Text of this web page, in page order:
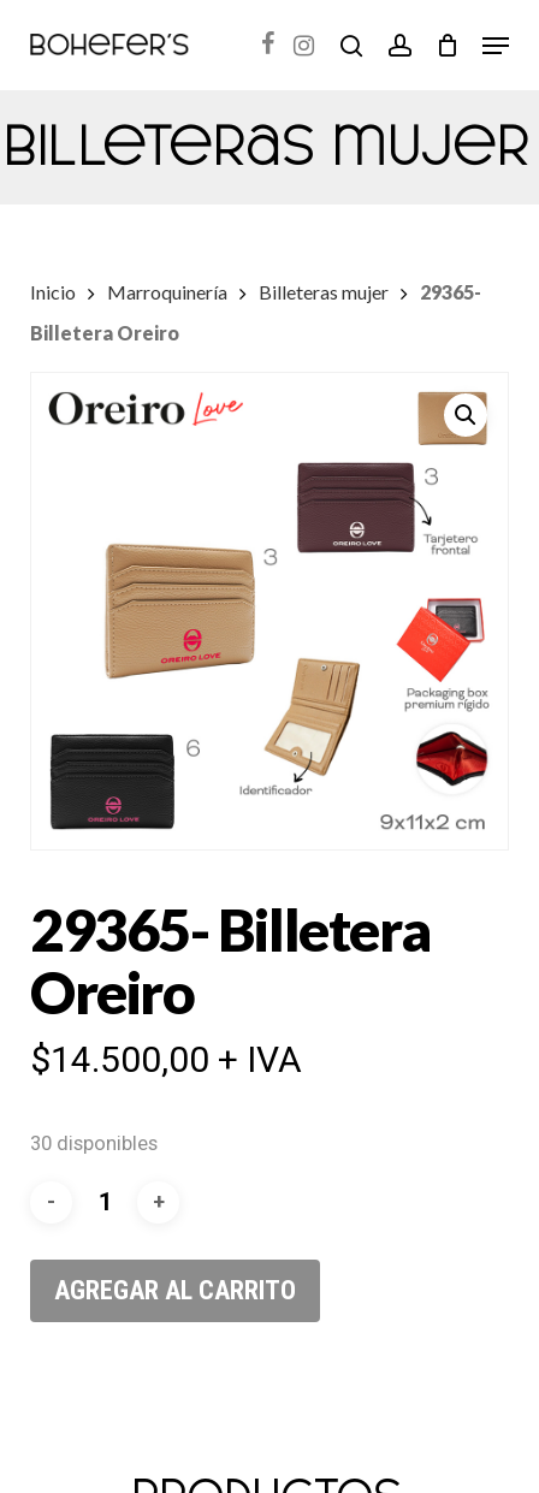
content
search accountMenu
Inicio Marroquinería Billeteras mujer
29365-
Billetera Oreiro
Billeteras mujer
29365- Billetera
Oreiro
$14.500,00 + IVA
30 disponibles
AGREGAR AL CARRITO